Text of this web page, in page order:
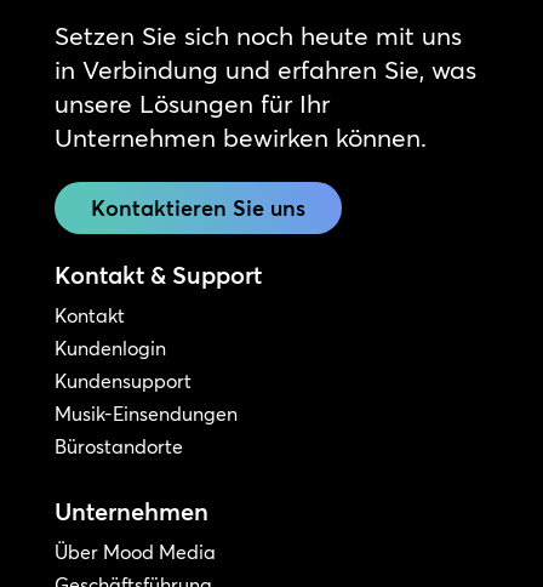
Setzen Sie sich noch heute mit uns
in Verbindung und erfahren Sie, was
unsere Lösungen für Ihr
Unternehmen bewirken können.
Kontaktieren Sie uns
Kontakt & Support
Kontakt
Kundenlogin
Kundensupport
Musik-Einsendungen
Bürostandorte
Unternehmen
Über Mood Media